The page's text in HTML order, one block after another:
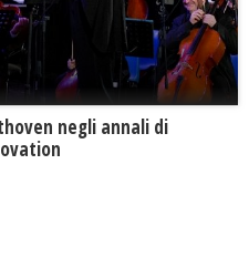
negli annali di